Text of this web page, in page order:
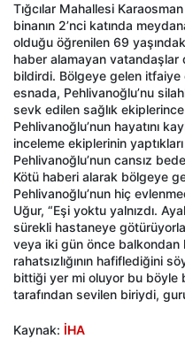
Tığcılar Mahallesi
binanın 2’nci katında
olduğu öğrenilen 69
haber alamayan vatandaşlar
bildirdi. Bölgeye gelen
esnada, Pehlivanoğlu’nu
sevk edilen sağlık
Pehlivanoğlu’nun hayatını
inceleme ekiplerinin
Pehlivanoğlu’nun cansız
Kötü haberi alarak bölgeye
Pehlivanoğlu’nun hiç
Uğur, “Eşi yoktu yalnızdı.
sürekli hastaneye
veya iki gün önce
rahatsızlığının hafiflediğini
bittiği yer mi oluyor bu böyle
tarafından sevilen biriydi,
Kaynak: İHA